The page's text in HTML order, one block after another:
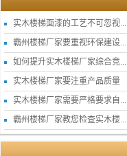
实木楼梯面漆的工艺不可忽视...
霸州楼梯厂家要重视环保建设...
如何提升实木楼梯厂家综合竞...
实木楼梯厂家要注重产品质量
实木楼梯厂家需要严格要求自...
霸州楼梯厂家教您检查实木楼...